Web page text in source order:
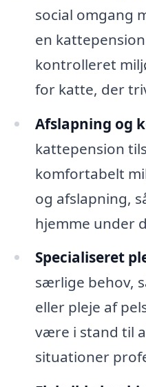
social omgang
en
kontrolleret
for katte, der
Afslapning og
kattepension
komfortabelt
og afslapning,
hjemme under
Specialiseret
særlige behov,
eller pleje af
være i stand til
situationer